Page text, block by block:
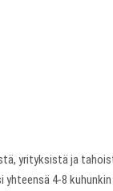
yrityksistä ja
4-8